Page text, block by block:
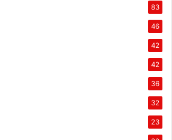
83
46
42
42
36
32
23